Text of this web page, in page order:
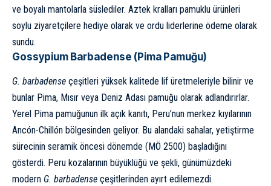
ve boyalı mantolarla süslediler. Aztek kralları pamuklu ürünleri
soylu ziyaretçilere hediye olarak ve ordu liderlerine ödeme olarak
sundu.
Gossypium Barbadense (Pima Pamuğu)
G. barbadense çeşitleri yüksek kalitede lif üretmeleriyle bilinir ve
bunlar Pima, Mısır veya Deniz Adası pamuğu olarak adlandırırlar.
Yerel Pima pamuğunun ilk açık kanıtı, Peru’nun merkez kıyılarının
Ancón-Chillón bölgesinden geliyor. Bu alandaki sahalar, yetiştirme
sürecinin seramik öncesi dönemde (MÖ 2500) başladığını
gösterdi. Peru kozalarının büyüklüğü ve şekli, günümüzdeki
modern G. barbadense çeşitlerinden ayırt edilemezdi.